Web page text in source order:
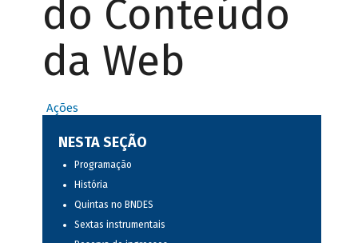
do Conteúdo
da Web
Ações
NESTA SEÇÃO
Programação
História
Quintas no BNDES
Sextas instrumentais